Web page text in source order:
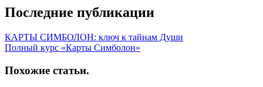
Последние публикации
КАРТЫ СИМБОЛОН: ключ к тайнам Души
Полный курс «Карты Симболон»
Похожие статьи.